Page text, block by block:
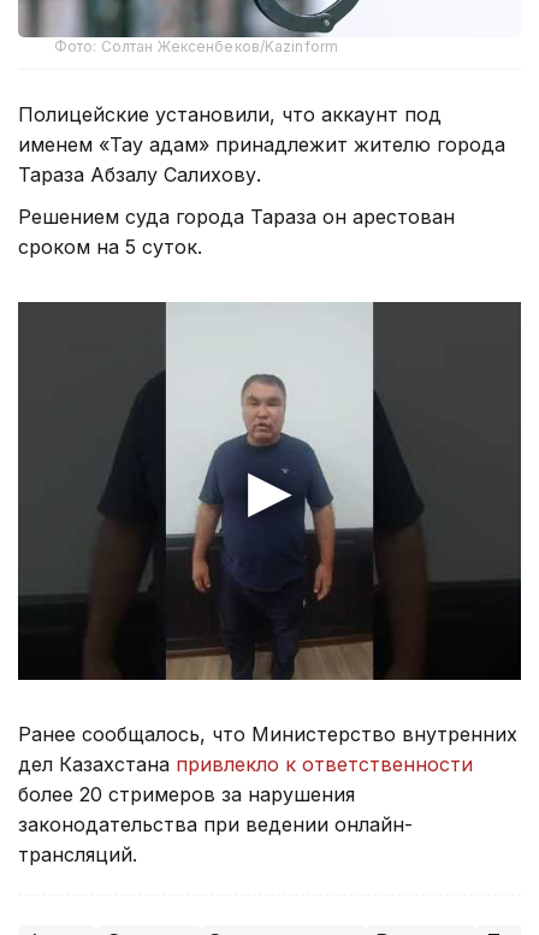
Фото: Солтан Жексенбеков/Kazinform
Полицейские установили, что аккаунт под
именем «Тау адам» принадлежит жителю города
Тараза Абзалу Салихову.
Решением суда города Тараза он арестован
сроком на 5 суток.
Ранее сообщалось, что Министерство внутренних
дел Казахстана привлекло к ответственности
более 20 стримеров за нарушения
законодательства при ведении онлайн-
трансляций.